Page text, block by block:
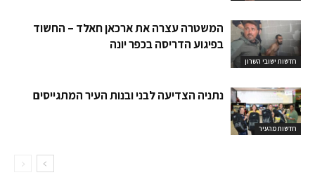
חדשות ישובי השרון
המשטרה עצרה את ארכאן חאלד – החשוד
בפיגוע הדריסה בכפר יונה
חדשות מהעיר
נתניה הצדיעה לבני ובנות העיר המתגייסים